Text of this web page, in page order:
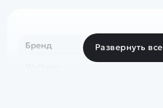
Бренд
Развернуть все